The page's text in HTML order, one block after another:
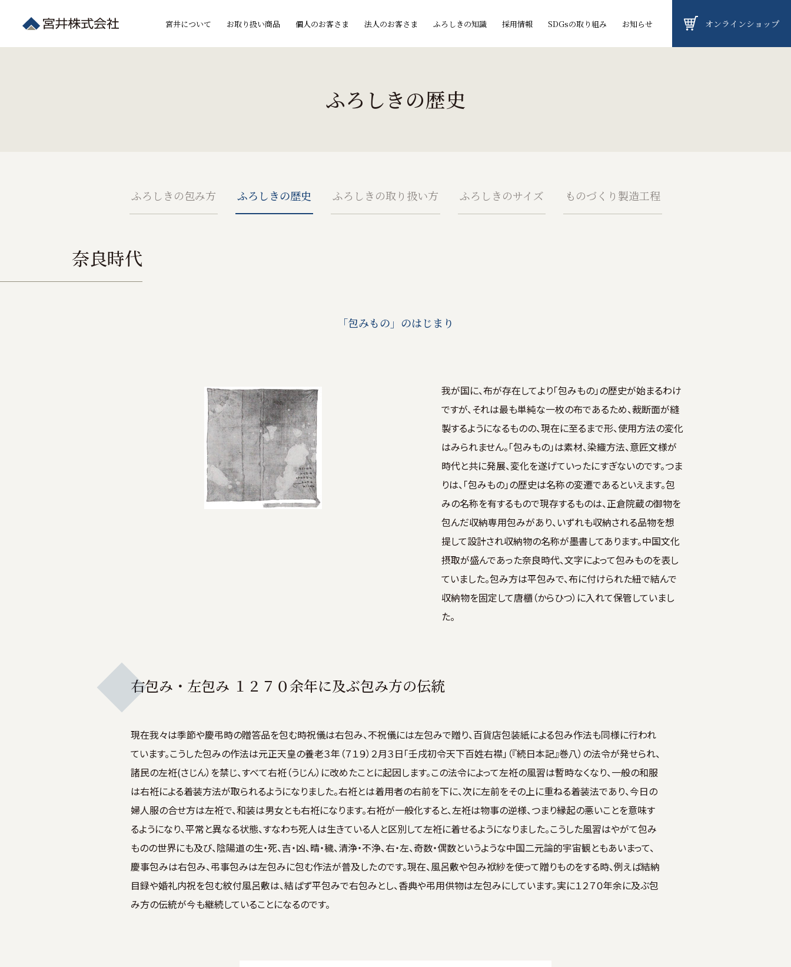
宮井について お取り扱い商品 個人のお客さま 法人のお客さま ふろしきの知識 採用情報 SDGsの取り組み お知らせ オンラインショップ
ふろしきの歴史
ふろしきの包み方 ふろしきの歴史 ふろしきの取り扱い方 ふろしきのサイズ ものづくり製造工程
奈良時代
「包みもの」のはじまり
我が国に、布が存在してより「包みもの」の歴史が始まるわけ
ですが、それは最も単純な一枚の布であるため、裁断面が縫
製するようになるものの、現在に至るまで形、使用方法の変化
はみられません。「包みもの」は素材、染織方法、意匠文様が
時代と共に発展、変化を遂げていったにすぎないのです。つま
りは、「包みもの」の歴史は名称の変遷であるといえます。包
みの名称を有するもので現存するものは、正倉院蔵の御物を
包んだ収納専用包みがあり、いずれも収納される品物を想
提して設計され収納物の名称が墨書してあります。中国文化
摂取が盛んであった奈良時代、文字によって包みものを表し
ていました。包み方は平包みで、布に付けられた紐で結んで
収納物を固定して唐櫃（からひつ）に入れて保管していまし
た。
右包み・左包み １２７０余年に及ぶ包み方の伝統
現在我々は季節や慶弔時の贈答品を包む時祝儀は右包み、不祝儀には左包みで贈り、百貨店包装紙による包み作法も同様に行われ
ています。こうした包みの作法は元正天皇の養老３年（７１９）２月３日「壬戌初令天下百姓右襟」（『続日本記』巻八）の法令が発せられ、
諸民の左袵(さじん）を禁じ、すべて右袵（うじん）に改めたことに起因します。この法令によって左袵の風習は暫時なくなり、一般の和服
は右袵による着装方法が取られるようになりました。右袵とは着用者の右前を下に、次に左前をその上に重ねる着装法であり、今日の
婦人服の合せ方は左袵で、和装は男女とも右袵になります。右袵が一般化すると、左袵は物事の逆様、つまり縁起の悪いことを意味す
るようになり、平常と異なる状態、すなわち死人は生きている人と区別して左袵に着せるようになりました。こうした風習はやがて包み
ものの世界にも及び、陰陽道の生・死、吉・凶、晴・穢、清浄・不浄、右・左、奇数・偶数というような中国二元論的宇宙観ともあいまって、
慶事包みは右包み、弔事包みは左包みに包む作法が普及したのです。現在、風呂敷や包み袱紗を使って贈りものをする時、例えば結納
目録や婚礼内祝を包む紋付風呂敷は、結ばず平包みで右包みとし、香典や弔用供物は左包みにしています。実に１２７０年余に及ぶ包
み方の伝統が今も継続していることになるのです。